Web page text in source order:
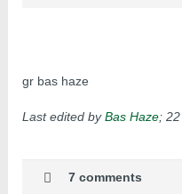
gr bas haze
Last edited byBas Haze;
7 comments